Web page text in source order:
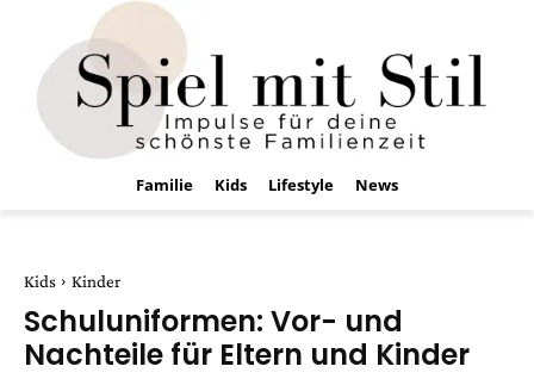
Familie Kids Lifestyle News
Kids Kinder
Schuluniformen: Vor- und
Nachteile für Eltern und Kinder